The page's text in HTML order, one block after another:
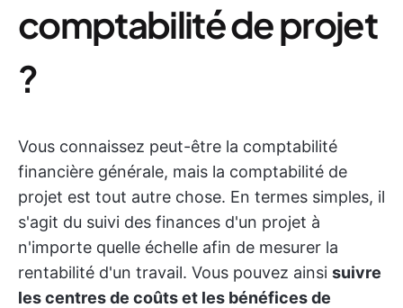
comptabilité de projet
?
Vous connaissez peut-être la comptabilité
financière générale, mais la comptabilité de
projet est tout autre chose. En termes simples, il
s'agit du suivi des finances d'un projet à
n'importe quelle échelle afin de mesurer la
rentabilité d'un travail. Vous pouvez ainsi suivre
les centres de coûts et les bénéfices de